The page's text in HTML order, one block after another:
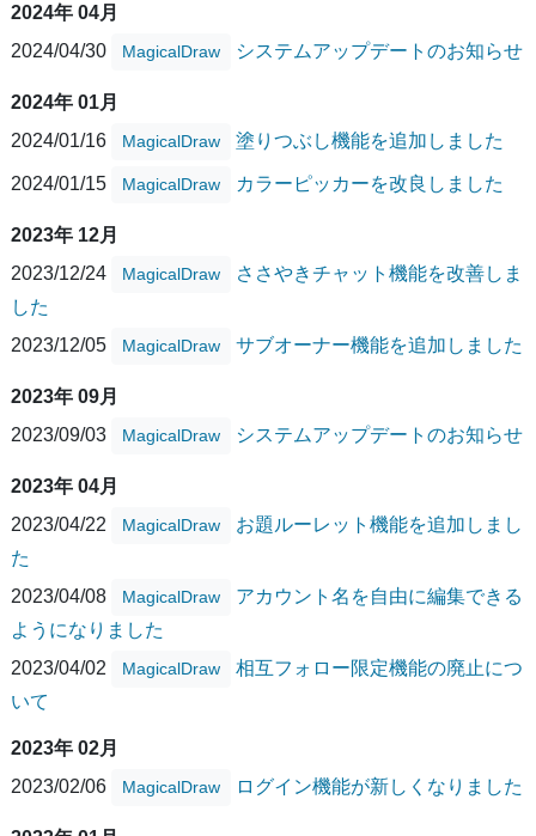
2024年 04月
2024/04/30
MagicalDraw システムアップデートのお知らせ
2024年 01月
2024/01/16
MagicalDraw 塗りつぶし機能を追加しました
2024/01/15 MagicalDraw カラーピッカーを改良しました
2023年 12月
2023/12/24
MagicalDraw
ささやきチャット機能を改善しま
した
2023/12/05
MagicalDraw サブオーナー機能を追加しました
2023年 09月
2023/09/03
MagicalDraw システムアップデートのお知らせ
2023年 04月
2023/04/22
MagicalDraw
お題ルーレット機能を追加しまし
た
2023/04/08
MagicalDraw
アカウント名を自由に編集できる
ようになりました
2023/04/02
MagicalDraw
相互フォロー限定機能の廃止につ
いて
2023年 02月
2023/02/06
MagicalDraw ログイン機能が新しくなりました